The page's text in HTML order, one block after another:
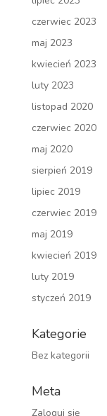
czerwiec 2023
maj 2023
kwiecień 2023
luty 2023
listopad 2020
czerwiec 2020
maj 2020
sierpień 2019
lipiec 2019
czerwiec 2019
maj 2019
kwiecień 2019
luty 2019
styczeń 2019
Kategorie
Bez kategorii
Meta
Zaloguj się